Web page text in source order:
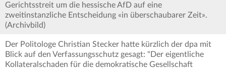
Gerichtsstreit um die hessische AfD auf eine
zweitinstanzliche Entscheidung «in überschaubarer Zeit».
(Archivbild)
Der Politologe Christian Stecker hatte kürzlich der dpa mit
Blick auf den Verfassungsschutz gesagt: "Der eigentliche
Kollateralschaden für die demokratische Gesellschaft